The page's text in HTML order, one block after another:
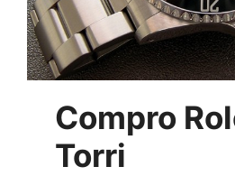
Compro
Torri